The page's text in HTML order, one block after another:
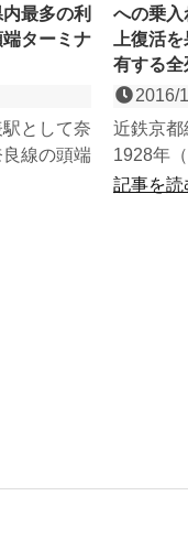
最多の利
ターミナ
として奈
線の頭端
。1914
への乗入
上復活
有する全
2016/
近鉄京都
1928年
面２線
記事を読